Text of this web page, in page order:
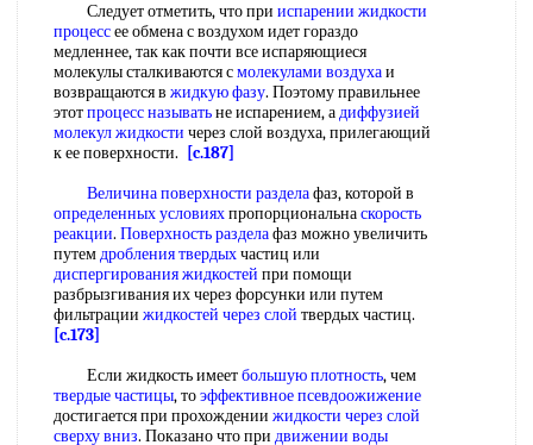
Следует отметить, что при испарении жидкости
процессее обмена с воздухом идет гораздо
медленнее, так как почти все испаряющиеся
молекулы сталкиваются смолекулами воздухаи
возвращаются в жидкую фазу. Поэтому правильнее
этотпроцесс называтьне испарением, адиффузией
молекул жидкости через слой воздуха, прилегающий
к ее поверхности.
[c.187]
Величина поверхности разделафаз, которой в
определенных условияхпропорциональнаскорость
реакции. Поверхность разделафаз можно увеличить
путемдробления твердыхчастиц или
диспергирования жидкостей при помощи
разбрызгивания их через форсунки или путем
фильтрации жидкостей через слой твердых частиц.
[c.173]
Если жидкость имеетбольшую плотность, чем
твердые частицы, тоэффективное псевдоожижение
достигается при прохождении жидкости через слой
сверху вниз. Показано что при движении воды